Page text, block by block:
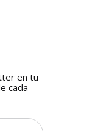
en tu
cada